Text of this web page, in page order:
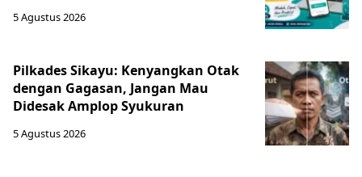
5 Agustus 2026
Pilkades Sikayu: Kenyangkan Otak
dengan Gagasan, Jangan Mau
Didesak Amplop Syukuran
5 Agustus 2026